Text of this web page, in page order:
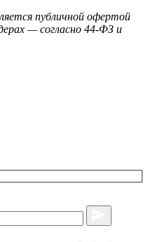
публичной офертой
— согласно 44‑ФЗ и